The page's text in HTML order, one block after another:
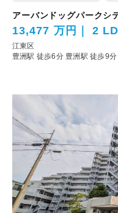
アーバンドッグパークシ
13,477 万円 2
江東区
豊洲駅 徒歩6分 豊洲駅 徒歩9分